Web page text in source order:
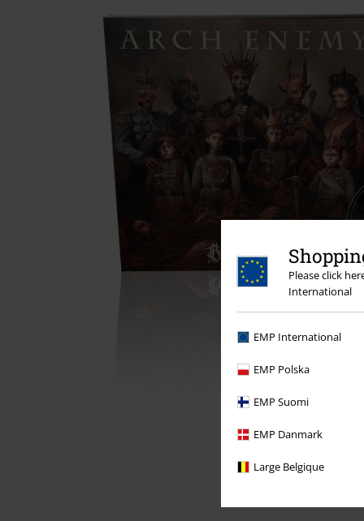
Please click
International
EMP International
EMP Polska
EMP Suomi
EMP Danmark
Large Belgique